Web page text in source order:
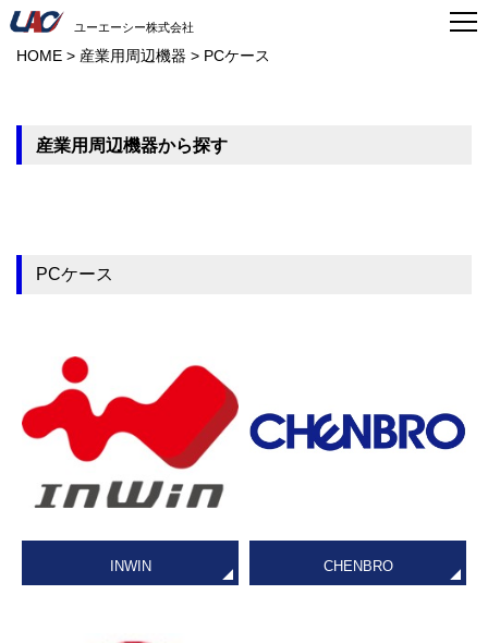
ユーエーシー株式会社
HOME > 産業用周辺機器 > PCケース
産業用周辺機器から探す
PCケース
INWIN CHENBRO